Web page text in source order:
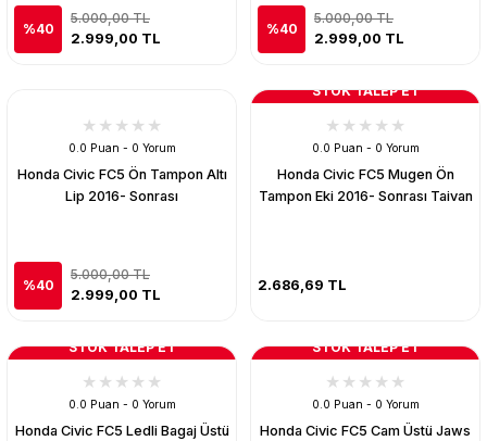
%40
5.000,00 TL
2.999,00 TL
%40
5.000,00 TL
2.999,00 TL
0.0 Puan - 0 Yorum
Honda Civic FC5 Ön Tampon Altı
Lip 2016- Sonrası
%40
5.000,00 TL
2.999,00 TL
STOK TALEP ET
0.0 Puan - 0 Yorum
Honda Civic FC5 Mugen Ön
Tampon Eki 2016- Sonrası Taivan
2.686,69 TL
STOK TALEP ET
0.0 Puan - 0 Yorum
Honda Civic FC5 Ledli Bagaj Üstü
STOK TALEP ET
0.0 Puan - 0 Yorum
Honda Civic FC5 Cam Üstü Jaws